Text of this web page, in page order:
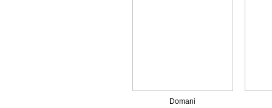
Domani